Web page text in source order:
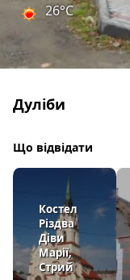
26°C
Дуліби
Що відвідати
Костел
Різдва
Діви
Марії,
Стрий